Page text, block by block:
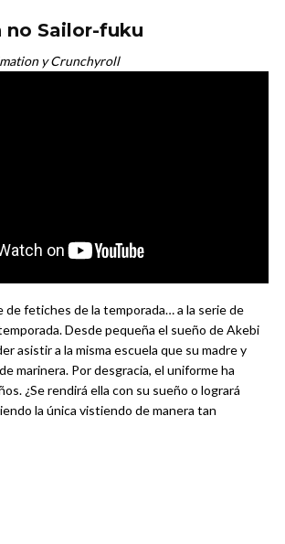
no Sailor-fuku
y Crunchyroll
de fetiches de la temporada… a la serie de
Desde pequeña el sueño de Akebi
asistir a la misma escuela que su madre y
marinera. Por desgracia, el uniforme ha
¿Se rendirá ella con su sueño o logrará
la única vistiendo de manera tan